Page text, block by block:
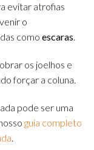
evitar atrofias
o
como escaras.
os joelhos e
forçar a coluna.
pode ser uma
guia completo